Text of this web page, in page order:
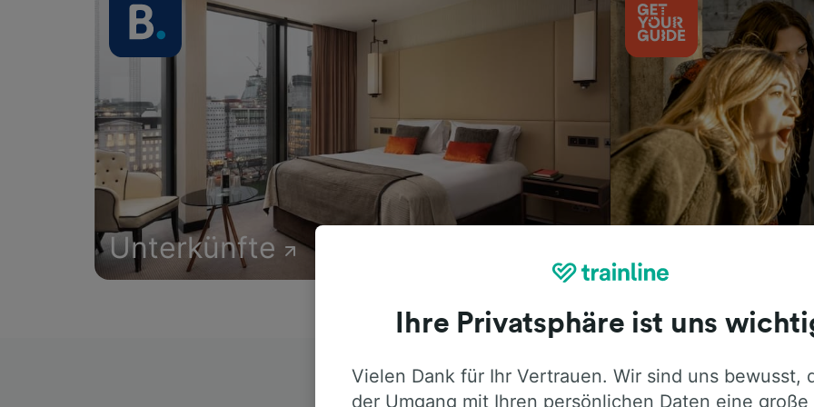
Unterkünfte
Die ehrliche Meinung von Trainline-
Ihre Privatsphäre ist uns
Vielen Dank für Ihr Vertrauen. Wir sind uns bewusst,
der Umgang mit Ihren persönlichen Daten eine große